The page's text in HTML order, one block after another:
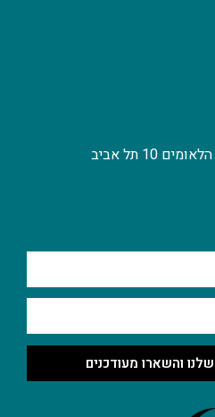
10 תל אביב
והשארו מעודכנים